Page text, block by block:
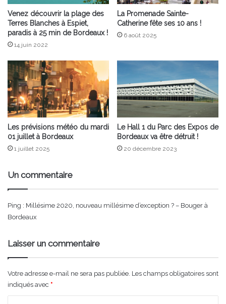
Venez découvrir la plage des
Terres Blanches à Espiet,
paradis à 25 min de Bordeaux !
14 juin 2022
La Promenade Sainte-
Catherine fête ses 10 ans !
6 août 2025
Les prévisions météo du mardi
01 juillet à Bordeaux
1 juillet 2025
Le Hall 1 du Parc des Expos de
Bordeaux va être détruit !
20 décembre 2023
Un commentaire
Ping : Millésime 2020, nouveau millésime d’exception ? – Bouger à
Bordeaux
Laisser un commentaire
Votre adresse e-mail ne sera pas publiée. Les champs obligatoires sont
indiqués avec *